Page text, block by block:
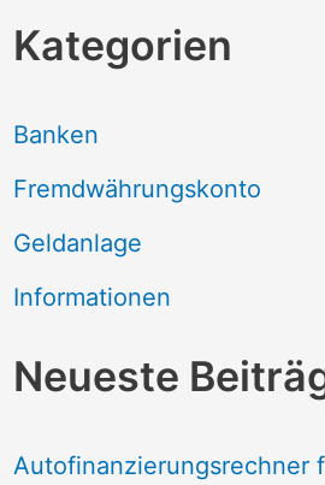
Kategorien
Banken
Fremdwährungskonto
Geldanlage
Informationen
Neueste
Autofinanzierungsrechner